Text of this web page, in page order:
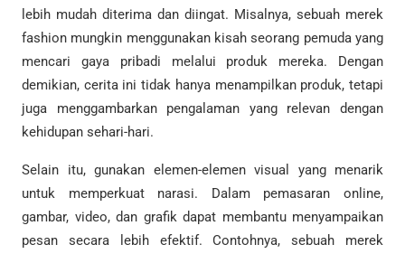
lebih mudah diterima dan diingat. Misalnya, sebuah merek
fashion mungkin menggunakan kisah seorang pemuda yang
mencari gaya pribadi melalui produk mereka. Dengan
demikian, cerita ini tidak hanya menampilkan produk, tetapi
juga menggambarkan pengalaman yang relevan dengan
kehidupan sehari-hari.
Selain itu, gunakan elemen-elemen visual yang menarik
untuk memperkuat narasi. Dalam pemasaran online,
gambar, video, dan grafik dapat membantu menyampaikan
pesan secara lebih efektif. Contohnya, sebuah merek